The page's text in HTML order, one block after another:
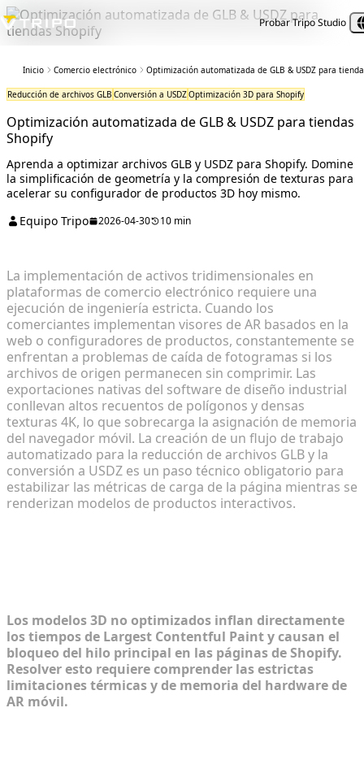
Probar Tripo Studio
Inicio Comercio electrónico Optimización automatizada de GLB & USDZ para
Reducción de archivos GLB Conversión a USDZOptimización 3D para Shopify
Optimización automatizada de GLB & USDZ para tiendas
Shopify
Aprenda a optimizar archivos GLB y USDZ para Shopify. Domine
la simplificación de geometría y la compresión de texturas para
acelerar su configurador de productos 3D hoy mismo.
Equipo Tripo
2026-04-30 10 min
La implementación de activos tridimensionales en
plataformas de comercio electrónico requiere una
ejecución de ingeniería estricta. Cuando los
comerciantes implementan visores de AR basados en la
web o configuradores de productos, constantemente se
enfrentan a problemas de caída de fotogramas si los
archivos de origen permanecen sin comprimir. Las
exportaciones nativas del software de diseño industrial
conllevan altos recuentos de polígonos y densas
texturas 4K, lo que sobrecarga la asignación de memoria
del navegador móvil. La creación de un flujo de trabajo
automatizado para la reducción de archivos GLB y la
conversión a USDZ es un paso técnico obligatorio para
estabilizar las métricas de carga de la página mientras se
renderizan modelos de productos interactivos.
Los modelos 3D no optimizados inflan directamente
los tiempos de Largest Contentful Paint y causan el
bloqueo del hilo principal en las páginas de Shopify.
Resolver esto requiere comprender las estrictas
limitaciones térmicas y de memoria del hardware de
AR móvil.